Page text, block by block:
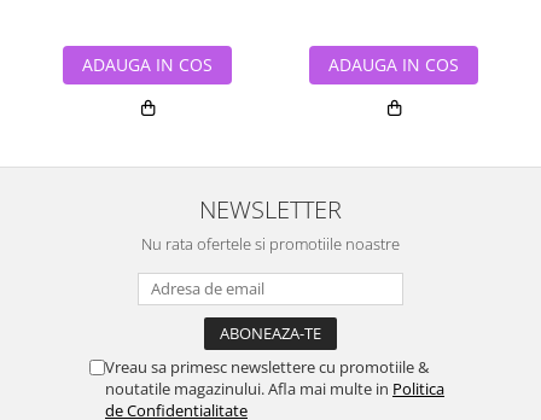
ADAUGA IN COS ADAUGA IN COS
NEWSLETTER
Nu rata ofertele si promotiile noastre
Vreau sa primesc newslettere cu promotiile &
noutatile magazinului. Afla mai multe in Politica
de Confidentialitate